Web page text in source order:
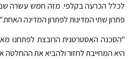
לכלל הכרעה בקלפי. מזה חמש עשרה
פתרון שתי המדינות לפתרון המדינה
"הסכנה האסטרטגית הרובצת לפתחנו
היא המחייבת לחזור ולהביא את ההחלטה